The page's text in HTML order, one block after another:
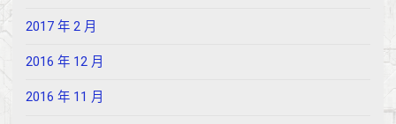
2017 年 2 月
2016 年 12 月
2016 年 11 月